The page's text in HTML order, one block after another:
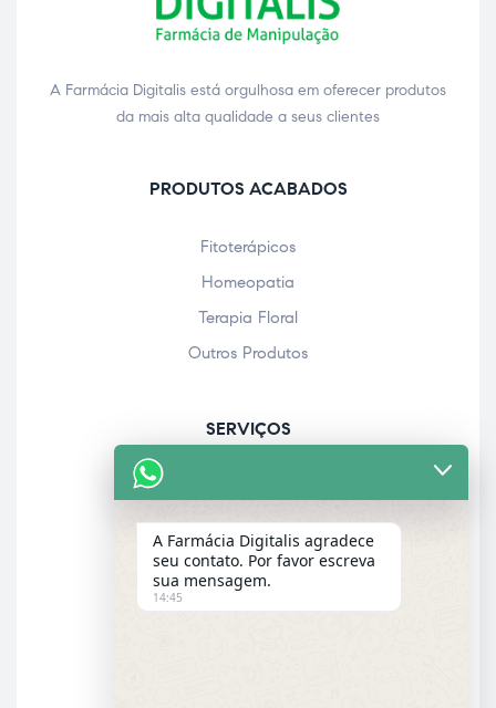
A Farmácia Digitalis está orgulhosa em oferecer produtos
da mais alta qualidade a seus clientes
PRODUTOS ACABADOS
Fitoterápicos
Homeopatia
Terapia Floral
Outros Produtos
SERVIÇOS
Acolhimento farmacêutico
Assistência personalizada
Check-up
Entrega a domicílio
A Farmácia Digitalis agradece
seu contato. Por favor escreva
sua mensagem.
14:45